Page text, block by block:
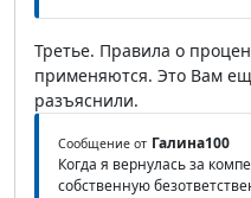
Третье. Правила о
применяются. Это Вам
разъяснили.
Сообщение от Галина100
Когда я вернулась за
собственную